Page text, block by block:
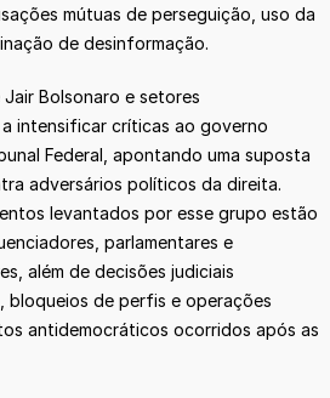
mútuas de perseguição, uso da
de desinformação.
Bolsonaro e setores
intensificar críticas ao governo
Federal, apontando uma suposta
adversários políticos da direita.
levantados por esse grupo estão
parlamentares e
além de decisões judiciais
bloqueios de perfis e operações
antidemocráticos ocorridos após as